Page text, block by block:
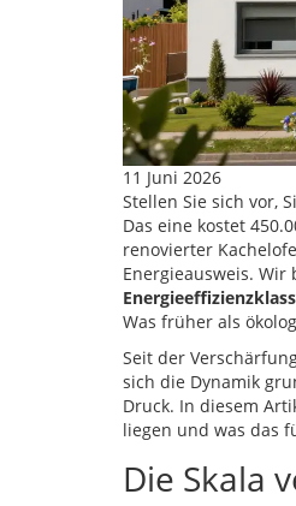
11 Juni 2026
Stellen Sie sich vor,
Das eine kostet
renovierter
Energieausweis.
Was früher als
Seit der
sich die Dynamik
Druck. In diesem
liegen und was das
Die Skala